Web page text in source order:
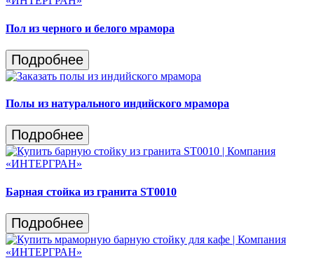
Пол из черного и белого мрамора
Подробнее
Полы из натурального индийского мрамора
Подробнее
Барная стойка из гранита ST0010
Подробнее